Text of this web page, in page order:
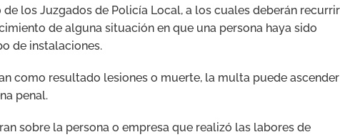
los Juzgados de Policía Local, a los cuales deberán recurrir
de alguna situación en que una persona haya sido
de instalaciones.
como resultado lesiones o muerte, la multa puede ascender
penal.
sobre la persona o empresa que realizó las labores de